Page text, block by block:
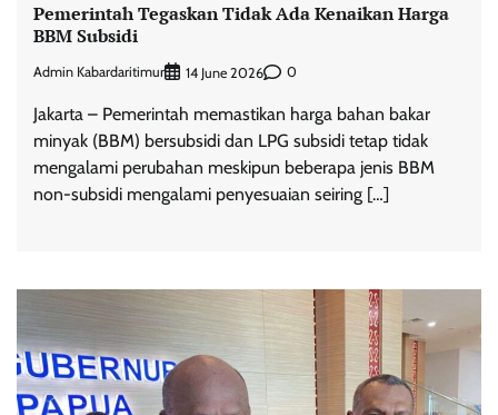
Pemerintah Tegaskan Tidak Ada Kenaikan Harga
BBM Subsidi
Admin Kabardaritimur 14 June 2026 0
Jakarta – Pemerintah memastikan harga bahan bakar
minyak (BBM) bersubsidi dan LPG subsidi tetap tidak
mengalami perubahan meskipun beberapa jenis BBM
non-subsidi mengalami penyesuaian seiring […]